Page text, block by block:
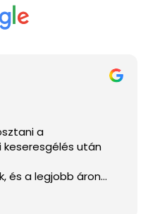
a
után
és a legjobb áron
a legjobb